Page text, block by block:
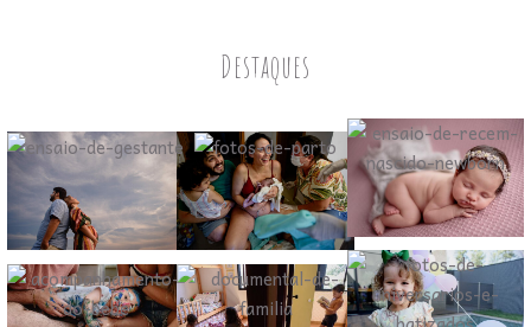
Destaques